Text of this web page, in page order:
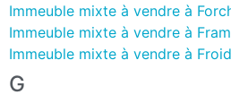
Immeuble mixte à vendre à
Immeuble mixte à vendre à
Immeuble mixte à vendre à
G